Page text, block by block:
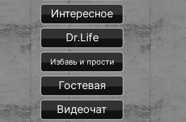
Интересное
Dr.Life
Избавь и прости
Гостевая
Видеочат